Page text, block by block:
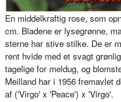
En middelkraftig rose, som
cm. Bladene er lysegrønne,
sterne har stive stilke. De er
rent hvide med et svagt
tagelige for meldug, og
Meilland har i 1956 fremavlet
af ('Virgo' x 'Peace') x 'Virgo'.